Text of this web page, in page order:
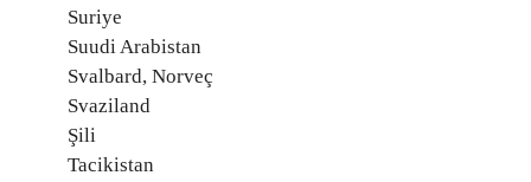
Suriye
Suudi Arabistan
Svalbard, Norveç
Svaziland
Şili
Tacikistan